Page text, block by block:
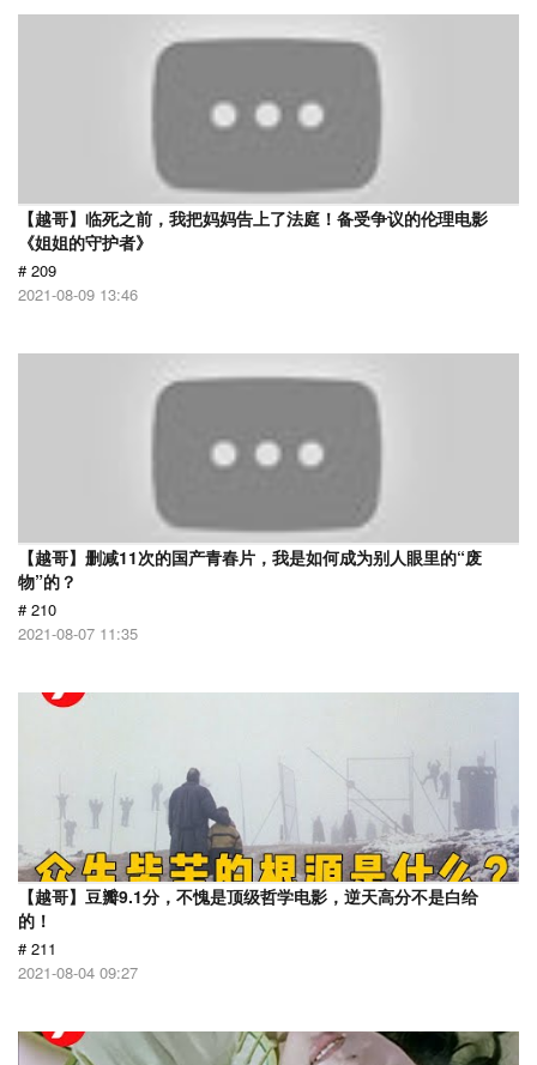
【越哥】临死之前，我把妈妈告上了法庭！备受争议的伦理电影
《姐姐的守护者》
# 209
2021-08-09 13:46
【越哥】删减11次的国产青春片，我是如何成为别人眼里的“废
物”的？
# 210
2021-08-07 11:35
【越哥】豆瓣9.1分，不愧是顶级哲学电影，逆天高分不是白给
的！
# 211
2021-08-04 09:27